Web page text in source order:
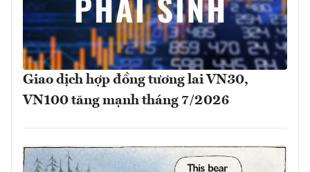
Giao dịch hợp đồng tương lai VN30,
VN100 tăng mạnh tháng 7/2026